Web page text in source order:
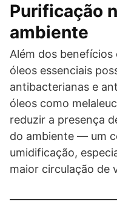
Purificação
ambiente
Além dos benefícios
óleos essenciais
antibacterianas e
óleos como
reduzir a presença
do ambiente — um
umidificação,
maior circulação de